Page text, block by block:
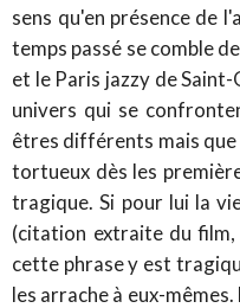
sens qu'en présence de
temps passé se comble
et le Paris jazzy de
univers qui se
êtres différents mais
tortueux dès les
tragique. Si pour lui la
(citation extraite du
cette phrase y est
les arrache à eux-